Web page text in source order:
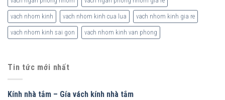
vach nhom kinh vach nhom kinh cua lua vach nhom kinh gia re
vach nhom kinh sai gon vach nhom kinh van phong
Tin tức mới nhất
Kính nhà tắm – Gía vách kính nhà tắm